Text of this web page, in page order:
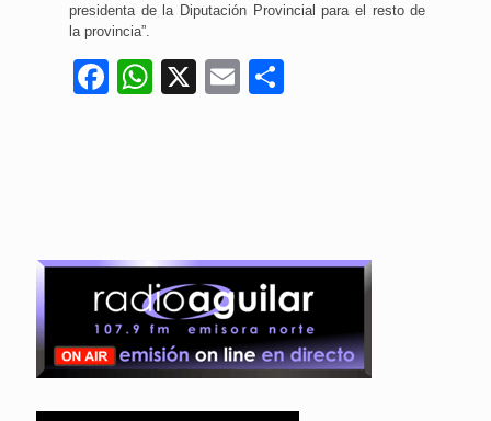
presidenta de la Diputación Provincial para el resto de
la provincia”.
Facebook
WhatsApp
X Email